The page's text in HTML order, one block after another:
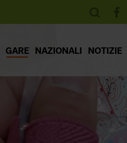
GARE NAZIONALI NOTIZIE